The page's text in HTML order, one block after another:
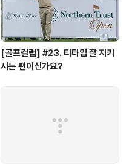
[골프컬럼] #23. 티타임 잘 지키
시는 편이신가요?